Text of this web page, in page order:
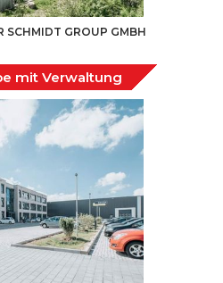
SCHMIDT GROUP GMBH
mit Verwaltung